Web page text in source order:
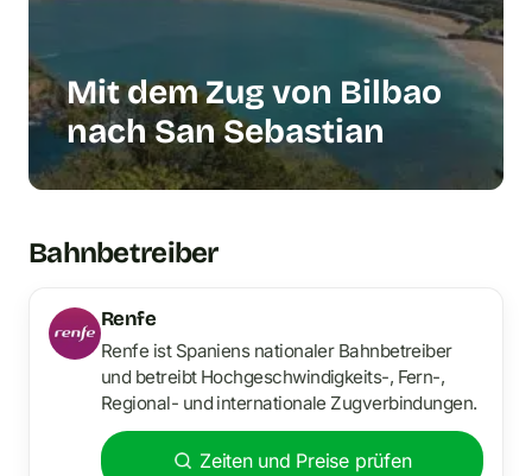
Mit dem Zug von Bilbao
nach San Sebastian
Bahnbetreiber
Renfe
Renfe ist Spaniens nationaler Bahnbetreiber
und betreibt Hochgeschwindigkeits-, Fern-,
Regional- und internationale Zugverbindungen.
Zeiten und Preise prüfen